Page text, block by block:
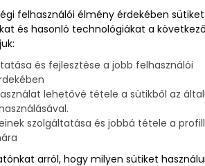
hús nélkül. Viszont sok olyan
felhasználói élmény érdekében sütiket
és hasonló technológiákat a
és fejlesztése a jobb felhasználói
lehetővé tétele a sütikből az
szolgáltatása és jobbá tétele a
arról, hogy milyen sütiket